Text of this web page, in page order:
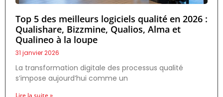
Top 5 des meilleurs logiciels qualité en 2026 :
Qualishare, Bizzmine, Qualios, Alma et
Qualineo à la loupe
31 janvier 2026
La transformation digitale des processus qualité
s’impose aujourd’hui comme un
Lire la suite »